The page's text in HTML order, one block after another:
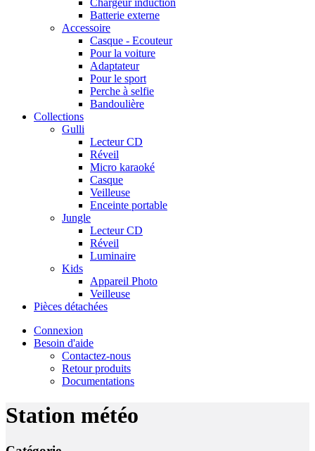
Batterie externe
Accessoire
Casque - Ecouteur
Pour la voiture
Adaptateur
Pour le sport
Perche à selfie
Bandoulière
Collections
Gulli
Lecteur CD
Réveil
Micro karaoké
Casque
Veilleuse
Enceinte portable
Jungle
Lecteur CD
Réveil
Luminaire
Kids
Appareil Photo
Veilleuse
Pièces détachées
Connexion
Besoin d'aide
Contactez-nous
Retour produits
Documentations
Station météo